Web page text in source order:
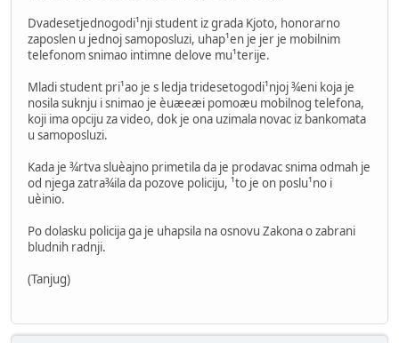
Dvadesetjednogodi¹nji student iz grada Kjoto, honorarno
zaposlen u jednoj samoposluzi, uhap¹en je jer je mobilnim
telefonom snimao intimne delove mu¹terije.
Mladi student pri¹ao je s ledja tridesetogodi¹njoj ¾eni koja je
nosila suknju i snimao je èuæeæi pomoæu mobilnog telefona,
koji ima opciju za video, dok je ona uzimala novac iz bankomata
u samoposluzi.
Kada je ¾rtva sluèajno primetila da je prodavac snima odmah je
od njega zatra¾ila da pozove policiju, ¹to je on poslu¹no i
uèinio.
Po dolasku policija ga je uhapsila na osnovu Zakona o zabrani
bludnih radnji.
(Tanjug)